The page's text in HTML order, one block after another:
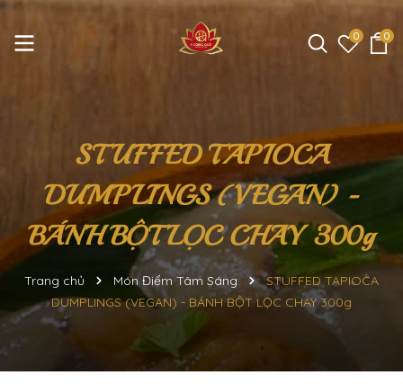
0 0
STUFFED TAPIOCA
DUMPLINGS (VEGAN) -
BÁNH BỘT LỌC CHAY 300g
Trang chủ Món Điểm Tâm Sáng
STUFFED TAPIOCA
DUMPLINGS (VEGAN) - BÁNH BỘT LỌC CHAY 300g